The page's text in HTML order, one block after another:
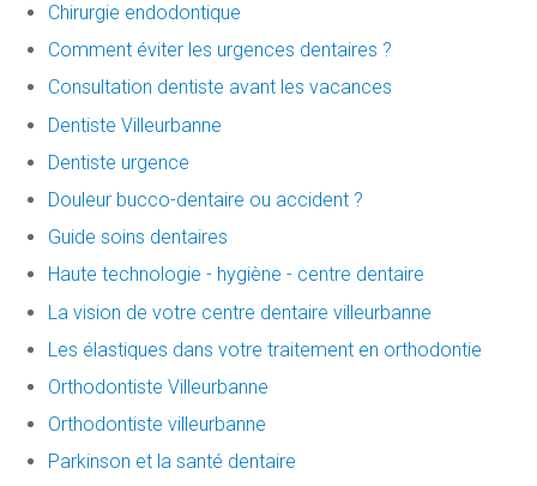
Chirurgie endodontique
Comment éviter les urgences dentaires ?
Consultation dentiste avant les vacances
Dentiste Villeurbanne
Dentiste urgence
Douleur bucco-dentaire ou accident ?
Guide soins dentaires
Haute technologie - hygiène - centre dentaire
La vision de votre centre dentaire villeurbanne
Les élastiques dans votre traitement en orthodontie
Orthodontiste Villeurbanne
Orthodontiste villeurbanne
Parkinson et la santé dentaire